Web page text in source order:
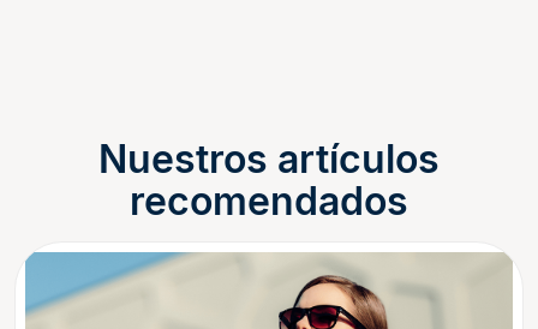
Nuestros artículos
recomendados